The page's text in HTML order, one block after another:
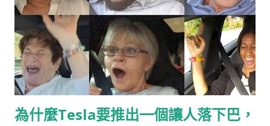
為什麼Tesla要推出一個讓人落下巴，